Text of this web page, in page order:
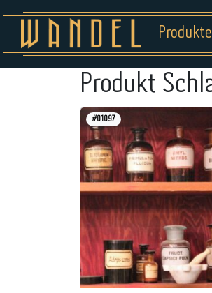
Produkte
Produkt
#01097